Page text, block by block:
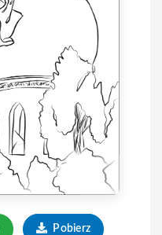
Pobierz